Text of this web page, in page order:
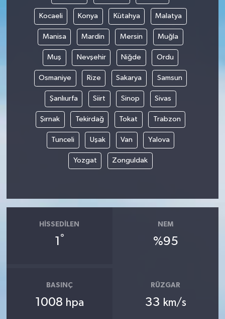
Kocaeli Konya Kütahya Malatya
Manisa Mardin Mersin Muğla
Muş Nevşehir Niğde Ordu
Osmaniye Rize Sakarya Samsun
Şanlıurfa Siirt Sinop Sivas
Şırnak Tekirdağ Tokat Trabzon
Tunceli Uşak Van Yalova
Yozgat Zonguldak
HISSEDILEN
1 °
NEM
%95
BASINÇ
1008 hpa
RÜZGAR
33 km/s